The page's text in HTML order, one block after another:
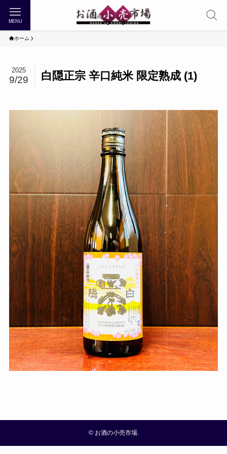
MENU
ホーム
白隠正宗 辛口純米 限定熟成 (1)
2025
9/29
©お酒の小売市場.